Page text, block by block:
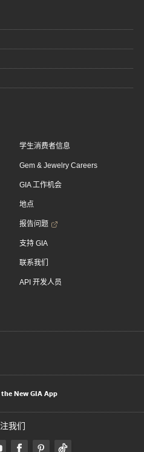
学生消费者信息
Gem & Jewelry Careers
GIA 工作机会
地点
报告问题
支持 GIA
联系我们
API 开发人员
New GIA App
我们